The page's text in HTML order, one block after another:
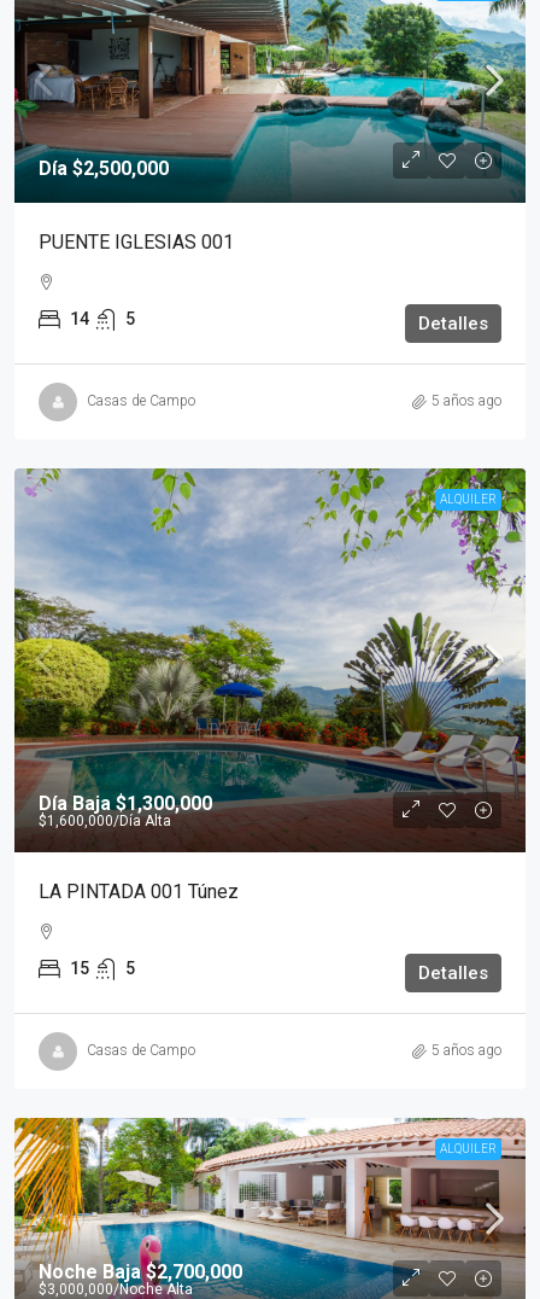
Día $2,500,000
PUENTE IGLESIAS 001
14 5 Detalles
Casas de Campo 5 años ago
ALQUILER
Día Baja$1,300,000
$1,600,000/Día Alta
LA PINTADA 001 Túnez
15 5 Detalles
Casas de Campo 5 años ago
ALQUILER
Noche Baja$2,700,000
$3,000,000/Noche Alta